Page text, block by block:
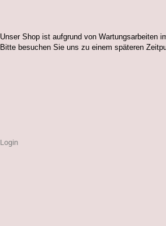
Unser Shop ist aufgrund von Wartungsarbeiten
Bitte besuchen Sie uns zu einem späteren
Login